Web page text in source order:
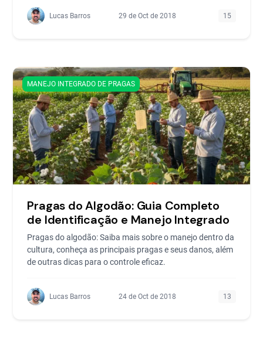
Lucas Barros 29 de Oct de 2018 15
MANEJO INTEGRADO DE PRAGAS
Pragas do Algodão: Guia Completo
de Identificação e Manejo Integrado
Pragas do algodão: Saiba mais sobre o manejo dentro da
cultura, conheça as principais pragas e seus danos, além
de outras dicas para o controle eficaz.
Lucas Barros 24 de Oct de 2018 13